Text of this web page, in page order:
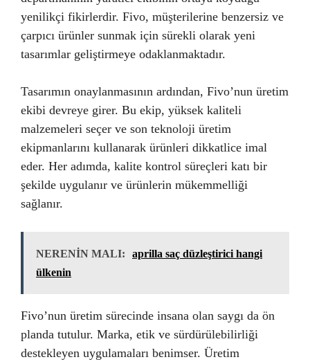
yenilikçi fikirlerdir. Fivo, müşterilerine benzersiz ve
çarpıcı ürünler sunmak için sürekli olarak yeni
tasarımlar geliştirmeye odaklanmaktadır.
Tasarımın onaylanmasının ardından, Fivo’nun üretim
ekibi devreye girer. Bu ekip, yüksek kaliteli
malzemeleri seçer ve son teknoloji üretim
ekipmanlarını kullanarak ürünleri dikkatlice imal
eder. Her adımda, kalite kontrol süreçleri katı bir
şekilde uygulanır ve ürünlerin mükemmelliği
sağlanır.
NERENİN MALI:
aprilla saç düzleştirici hangi
ülkenin
Fivo’nun üretim sürecinde insana olan saygı da ön
planda tutulur. Marka, etik ve sürdürülebilirliği
destekleyen uygulamaları benimser. Üretim